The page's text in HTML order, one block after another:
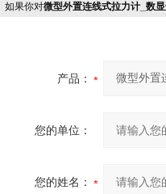
如果你对微型外置连线式拉力计_数
产品：
您的单位：
您的姓名：